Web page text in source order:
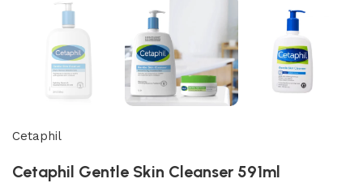
Cetaphil
Cetaphil Gentle Skin Cleanser 591ml